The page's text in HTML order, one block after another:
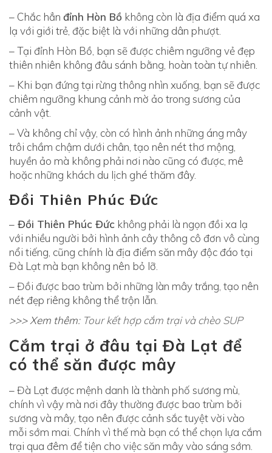
– Chắc hẳn đỉnh Hòn Bồ không còn là địa điểm quá xa
lạ với giới trẻ, đặc biệt là với những dân phượt.
– Tại đỉnh Hòn Bồ, bạn sẽ được chiêm ngưỡng vẻ đẹp
thiên nhiên không đâu sánh bằng, hoàn toàn tự nhiên.
– Khi bạn đứng tại rừng thông nhìn xuống, bạn sẽ được
chiêm ngưỡng khung cảnh mờ ảo trong sương của
cảnh vật.
– Và không chỉ vậy, còn có hình ảnh những áng mây
trôi chầm chậm dưới chân, tạo nên nét thơ mộng,
huyền ảo mà không phải nơi nào cũng có được, mê
hoặc những khách du lịch ghé thăm đây.
Đồi Thiên Phúc Đức
– Đồi Thiên Phúc Đức không phải là ngọn đồi xa lạ
với nhiều người bởi hình ảnh cây thông cô đơn vô cùng
nổi tiếng, cũng chính là địa điểm săn mây độc đáo tại
Đà Lạt mà bạn không nên bỏ lỡ.
– Đồi được bao trùm bởi những làn mây trắng, tạo nên
nét đẹp riêng không thể trộn lẫn.
>>> Xem thêm: Tour kết hợp cắm trại và chèo SUP
Cắm trại ở đâu tại Đà Lạt để
có thể săn được mây
– Đà Lạt được mệnh danh là thành phố sương mù,
chính vì vậy mà nơi đây thường được bao trùm bởi
sương và mây, tạo nên được cảnh sắc tuyệt vời vào
mỗi sớm mai. Chính vì thế mà bạn có thể chọn lựa cắm
trại qua đêm để tiện cho việc săn mây vào sáng sớm.